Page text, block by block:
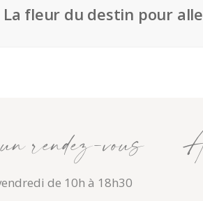
La fleur du destin pour
rendez-vous
de 10h à 18h30